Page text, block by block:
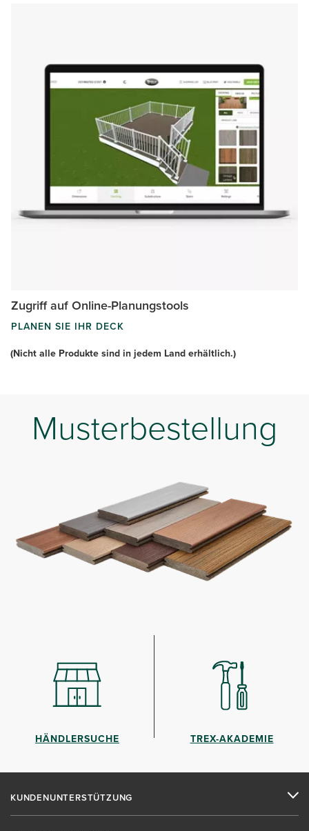
Zugriff auf Online-Planungstools
PLANEN SIE IHR DECK
(Nicht alle Produkte sind in jedem Land erhältlich.)
Musterbestellung
HÄNDLERSUCHE TREX-AKADEMIE
KUNDENUNTERSTÜTZUNG